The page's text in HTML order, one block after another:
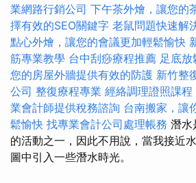
業網路行銷公司 下午茶外燴，讓您的
擇有效的SEO關鍵字 老鼠問題快速解
點心外燴，讓您的會議更加輕鬆愉快
筋專業教學 台中刮痧療程推薦 足底放
您的房屋外牆提供有效的防護 新竹整
公司 整復療程專業 經絡調理證照課程
業會計師提供稅務諮詢 台南搬家，讓
鬆愉快 找專業會計公司處理帳務 潛水
的活動之一，因此不用說，當我接近
圖中引入一些潛水時光。